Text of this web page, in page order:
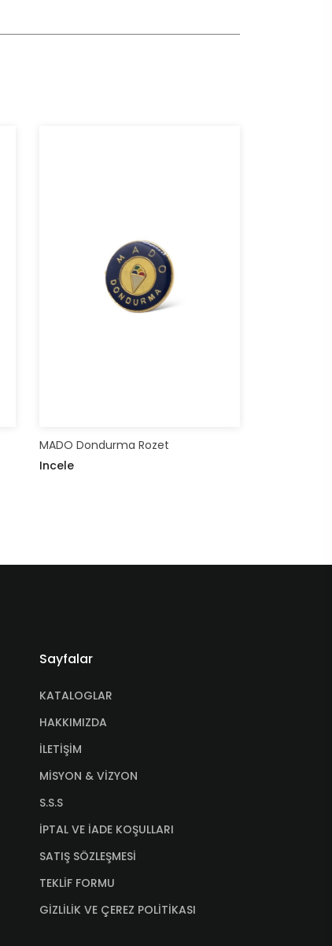
MADO Dondurma Rozet
Incele
Sayfalar
KATALOGLAR
HAKKIMIZDA
İLETİŞİM
MİSYON & VİZYON
S.S.S
İPTAL VE İADE KOŞULLARI
SATIŞ SÖZLEŞMESİ
TEKLİF FORMU
GİZLİLİK VE ÇEREZ POLİTİKASI